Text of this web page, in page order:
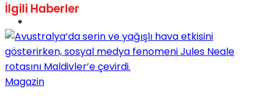
No Result
View All Result
İlgili Haberler
Magazin